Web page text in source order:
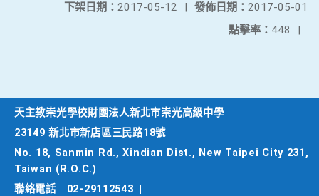
發佈日期： 2017-05-01
下架日期： 2017-05-12
|
點擊率： 448 |
天主教崇光學校財團法人新北市崇光高級中學
23149 新北市新店區三民路18號
No. 18, Sanmin Rd., Xindian Dist., New Taipei City 231,
Taiwan (R.O.C.)
聯絡電話
02-29112543